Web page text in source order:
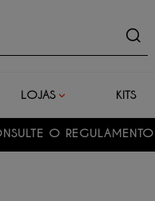
LOJAS KITS
O REGULAMENTO